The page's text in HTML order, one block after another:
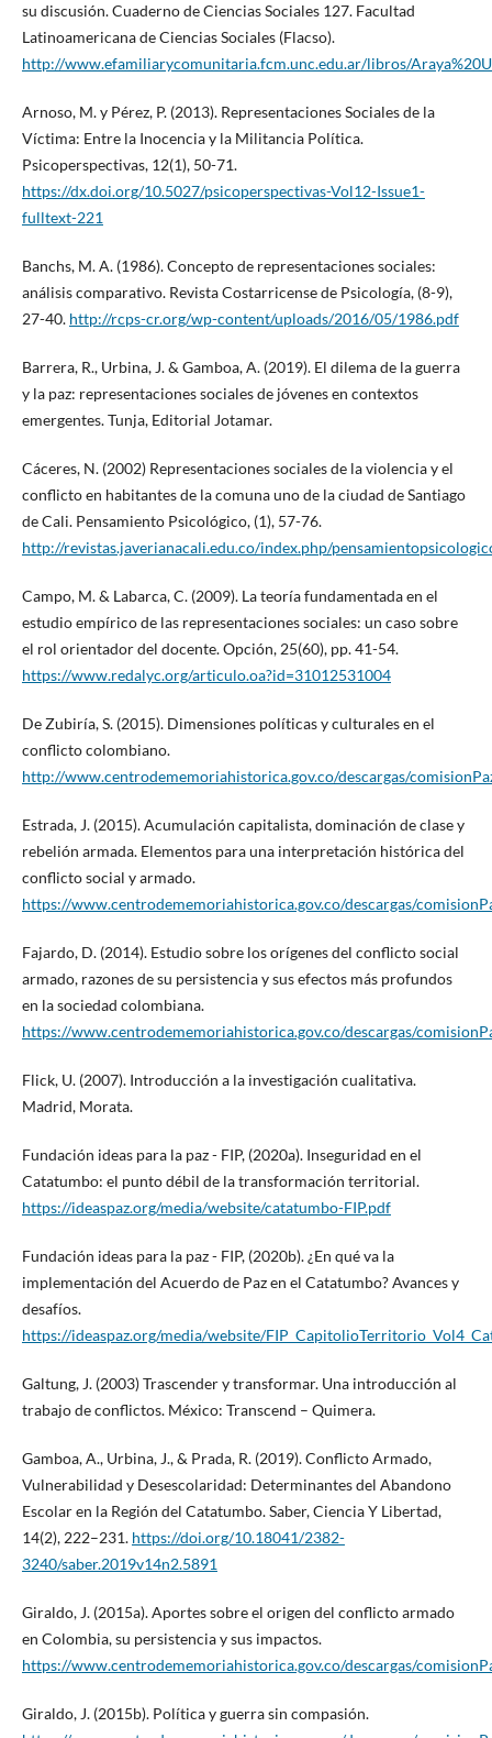
su discusión. Cuaderno de Ciencias Sociales 127. Facultad
Latinoamericana de Ciencias Sociales (Flacso).
http://www.efamiliarycomunitaria.fcm.unc.edu.ar/libros/
Arnoso, M. y Pérez, P. (2013). Representaciones Sociales de la
Víctima: Entre la Inocencia y la Militancia Política.
Psicoperspectivas, 12(1), 50-71.
https://dx.doi.org/10.5027/psicoperspectivas-Vol12-Issue1-
fulltext-221
Banchs, M. A. (1986). Concepto de representaciones sociales:
análisis comparativo. Revista Costarricense de Psicología, (8-9),
27-40. http://rcps-cr.org/wp-content/uploads/2016/05/1986.pdf
Barrera, R., Urbina, J. & Gamboa, A. (2019). El dilema de la guerra
y la paz: representaciones sociales de jóvenes en contextos
emergentes. Tunja, Editorial Jotamar.
Cáceres, N. (2002) Representaciones sociales de la violencia y el
conflicto en habitantes de la comuna uno de la ciudad de Santiago
de Cali. Pensamiento Psicológico, (1), 57-76.
http://revistas.javerianacali.edu.co/index.php/
Campo, M. & Labarca, C. (2009). La teoría fundamentada en el
estudio empírico de las representaciones sociales: un caso sobre
el rol orientador del docente. Opción, 25(60), pp. 41-54.
https://www.redalyc.org/articulo.oa?id=31012531004
De Zubiría, S. (2015). Dimensiones políticas y culturales en el
conflicto colombiano.
http://www.centrodememoriahistorica.gov.co/descargas/
Estrada, J. (2015). Acumulación capitalista, dominación de clase y
rebelión armada. Elementos para una interpretación histórica del
conflicto social y armado.
https://www.centrodememoriahistorica.gov.co/descargas/
Fajardo, D. (2014). Estudio sobre los orígenes del conflicto social
armado, razones de su persistencia y sus efectos más profundos
en la sociedad colombiana.
https://www.centrodememoriahistorica.gov.co/descargas/
Flick, U. (2007). Introducción a la investigación cualitativa.
Madrid, Morata.
Fundación ideas para la paz - FIP, (2020a). Inseguridad en el
Catatumbo: el punto débil de la transformación territorial.
https://ideaspaz.org/media/website/catatumbo-FIP.pdf
Fundación ideas para la paz - FIP, (2020b). ¿En qué va la
implementación del Acuerdo de Paz en el Catatumbo? Avances y
desafíos.
https://ideaspaz.org/media/website/
Galtung, J. (2003) Trascender y transformar. Una introducción al
trabajo de conflictos. México: Transcend – Quimera.
Gamboa, A., Urbina, J., & Prada, R. (2019). Conflicto Armado,
Vulnerabilidad y Desescolaridad: Determinantes del Abandono
Escolar en la Región del Catatumbo. Saber, Ciencia Y Libertad,
14(2), 222–231. https://doi.org/10.18041/2382-
3240/saber.2019v14n2.5891
Giraldo, J. (2015a). Aportes sobre el origen del conflicto armado
en Colombia, su persistencia y sus impactos.
https://www.centrodememoriahistorica.gov.co/descargas/
Giraldo, J. (2015b). Política y guerra sin compasión.